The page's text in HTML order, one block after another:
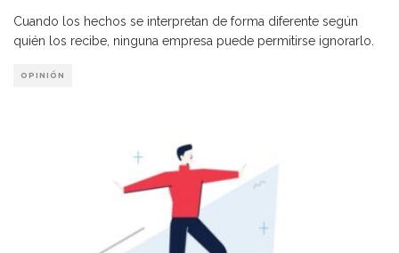
Cuando los hechos se interpretan de forma diferente según
quién los recibe, ninguna empresa puede permitirse ignorarlo.
OPINIÓN